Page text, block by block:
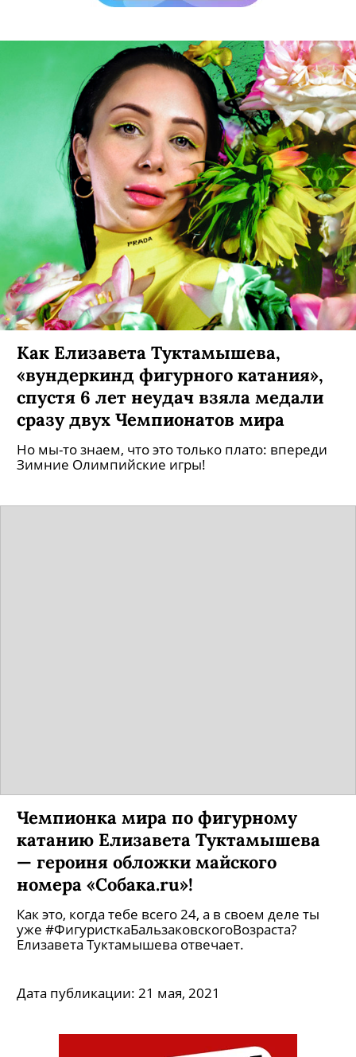
Как Елизавета Туктамышева,
«вундеркинд фигурного катания»,
спустя 6 лет неудач взяла медали
сразу двух Чемпионатов мира
Но мы-то знаем, что это только плато: впереди
Зимние Олимпийские игры!
Чемпионка мира по фигурному
катанию Елизавета Туктамышева
— героиня обложки майского
номера «Собака.ru»!
Как это, когда тебе всего 24, а в своем деле ты
уже #ФигуристкаБальзаковскогоВозраста?
Елизавета Туктамышева отвечает.
Дата публикации: 21 мая, 2021